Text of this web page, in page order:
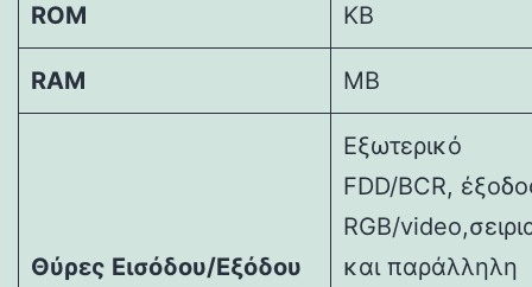
ROM KB
RAM MB
Θύρες Εισόδου/Εξόδου
Εξωτερικό
FDD/BCR,
RGB/
και παράλληλη